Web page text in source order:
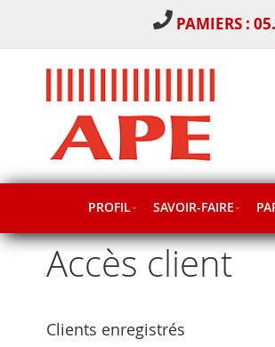
PAMIERS :
PROFIL SAVOIR-FAIRE
Accès client
Clients enregistrés